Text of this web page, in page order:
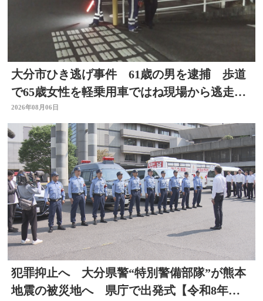
大分市ひき逃げ事件 61歳の男を逮捕 歩道
で65歳女性を軽乗用車ではね現場から逃走し
た疑い
2026年08月06日
犯罪抑止へ 大分県警“特別警備部隊”が熊本
地震の被災地へ 県庁で出発式【令和8年熊